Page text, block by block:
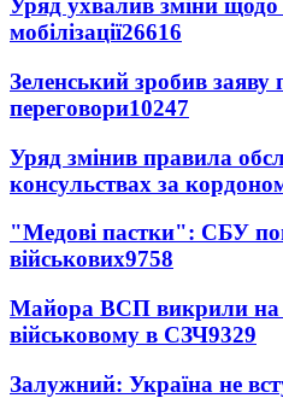
Уряд ухвалив зміни щодо
мобілізації26616
Зеленський зробив заяву
переговори10247
Уряд змінив правила
консульствах за
"Медові пастки": СБУ
військових9758
Майора ВСП викрили на
військовому в СЗЧ9329
Залужний: Україна не